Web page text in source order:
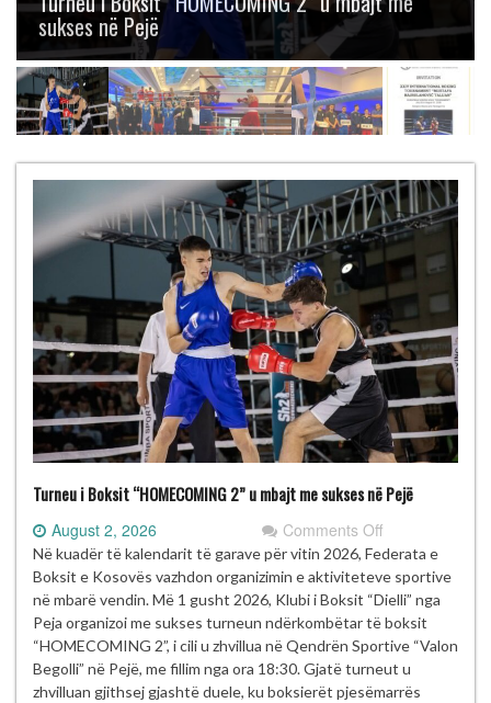
gjashtë medalje
Turneu i Boksit “HOMECOMING 2” u mbajt me sukses në Pejë
August 2, 2026 Comments Offon
Turneu
i
Boksit
2”
u
mbajt
Në kuadër të kalendarit të garave për vitin 2026, Federata e
Boksit e Kosovës vazhdon organizimin e aktiviteteve sportive
në mbarë vendin. Më 1 gusht 2026, Klubi i Boksit “Dielli” nga
Peja organizoi me sukses turneun ndërkombëtar të boksit
“HOMECOMING 2”, i cili u zhvillua në Qendrën Sportive “Valon
Begolli” në Pejë, me fillim nga ora 18:30. Gjatë turneut u
zhvilluan gjithsej gjashtë duele, ku boksierët pjesëmarrës